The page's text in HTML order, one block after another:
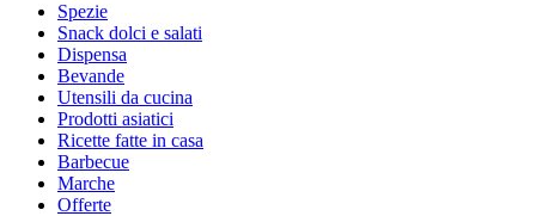
Spezie
Snack dolci e salati
Dispensa
Bevande
Utensili da cucina
Prodotti asiatici
Ricette fatte in casa
Barbecue
Marche
Offerte